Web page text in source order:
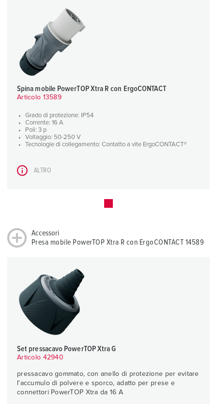
Spina mobile PowerTOP Xtra R con ErgoCONTACT
Articolo 13589
Grado di protezione: IP54
Corrente: 16 A
Poli: 3 p
Voltaggio: 50-250 V
Tecnologie di collegamento: Contatto a vite ErgoCONTACT®
ALTRO
Accessori
Presa mobile PowerTOP Xtra R con ErgoCONTACT 14589
Set pressacavo PowerTOP Xtra G
Articolo 42940
pressacavo gommato, con anello di protezione per evitare
l'accumulo di polvere e sporco, adatto per prese e
connettori PowerTOP Xtra da 16 A